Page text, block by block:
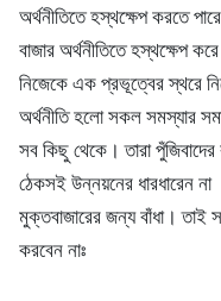
অর্থনীতিতে হস্থক্ষেপ করতে
বাজার অর্থনীতিতে হস্থক্ষেপ
নিজেকে এক প্রভূত্বের স্থরে
অর্থনীতি হলো সকল সমস্যার
সব কিছু থেকে। তারা পুঁজিবাদের
ঠেকসই উন্নয়নের ধারধারেন
মুক্তবাজারের জন্য বাঁধা। তাই
করবেন নাঃ